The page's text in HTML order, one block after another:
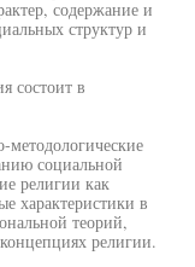
содержание и
структур и
состоит в
методологические
социальной
религии как
характеристики в
теорий,
религии.